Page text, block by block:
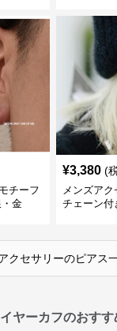
チーフ
金
¥3,380 (
メンズア
チェーン付
クセサリーのピアス
ヤーカフのおす